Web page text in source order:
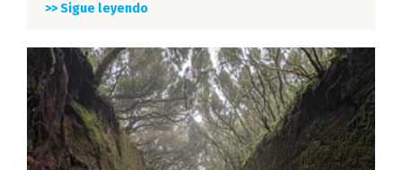
>> Sigue leyendo